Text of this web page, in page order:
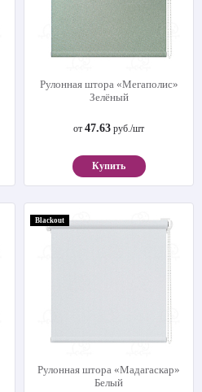
Рулонная штора «Мегаполис»
Зелёный
от 47.63 руб./шт
Купить
Blackout
Рулонная штора «Мадагаскар»
Белый